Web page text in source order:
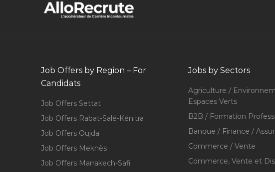
Job Offers by Region – For
Candidats
Job Offers Settat
Job Offers Rabat-Salé-Kénitra
Job Offers Oujda
Job Offers Meknès
Job Offers Marrakech-Safi
Jobs by Sectors
Agriculture /
Espaces Verts
B2B / Formation
Banque / Finance /
Commerce / Vente
Commerce, Vente et